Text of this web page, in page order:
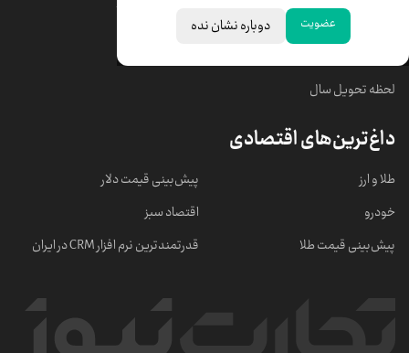
عضویت دوباره نشان نده
خبرهای مهم
لحظه تحویل سال
داغ‌ترین‌های اقتصادی
طلا و ارز
خودرو
پیش‌بینی قیمت طلا
پیش‌بینی قیمت دلار
اقتصاد سبز
قدرتمندترین نرم‌ افزار CRM در ایران